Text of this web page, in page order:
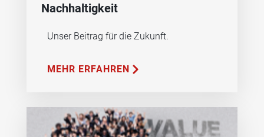
Nachhaltigkeit
Unser Beitrag für die Zukunft.
MEHR ERFAHREN